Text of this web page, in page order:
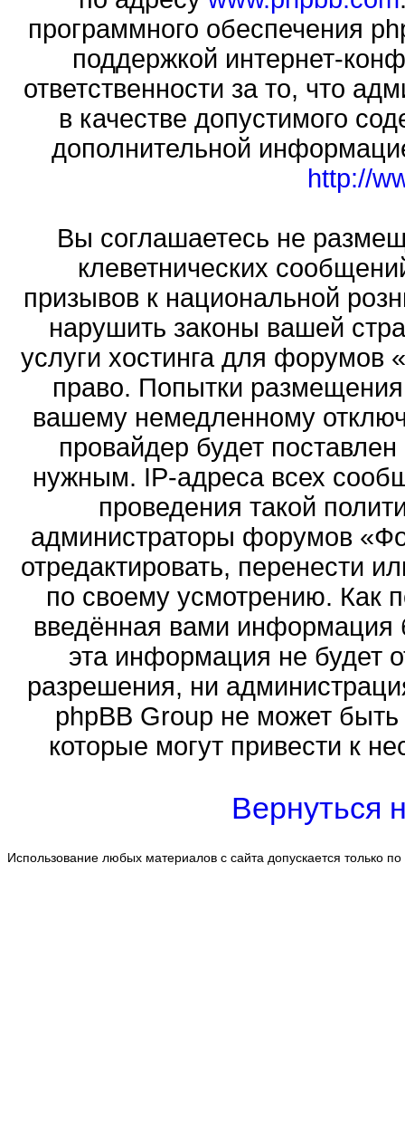
программного обеспечения
поддержкой интернет-
ответственности за то, что
в качестве допустимого
дополнительной
http://
Вы соглашаетесь не
клеветнических
призывов к национальной
нарушить законы вашей
услуги хостинга для
право. Попытки
вашему немедленному
провайдер будет
нужным. IP-адреса всех
проведения такой
администраторы форумов
отредактировать, перенести
по своему усмотрению. Как
введённая вами информация
эта информация не будет
разрешения, ни
phpBB Group не может быть
которые могут привести к
Вернуться
Использование любых материалов с сайта допускается только